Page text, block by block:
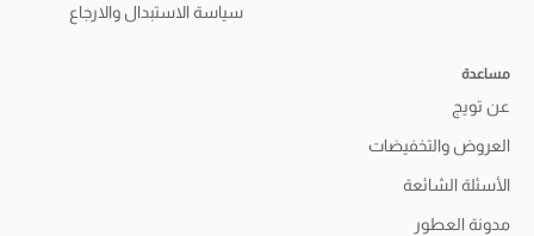
سياسة الاستبدال والارجاع
مساعدة
عن تويج
العروض والتخفيضات
الأسئلة الشائعة
مدونة العطور